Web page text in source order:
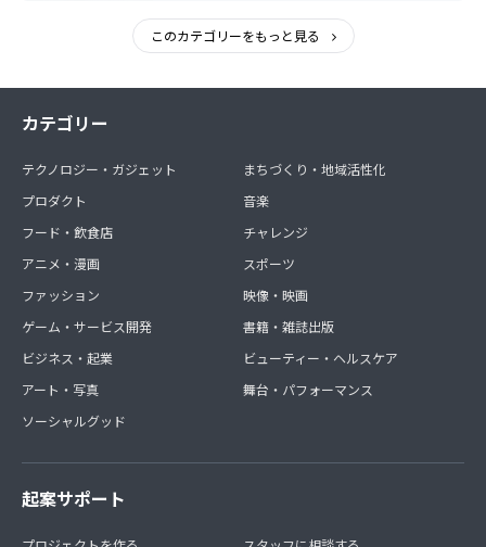
このカテゴリーをもっと見る
カテゴリー
テクノロジー・ガジェット
プロダクト
フード・飲食店
アニメ・漫画
ファッション
ゲーム・サービス開発
ビジネス・起業
アート・写真
ソーシャルグッド
まちづくり・地域活性化
音楽
チャレンジ
スポーツ
映像・映画
書籍・雑誌出版
ビューティー・ヘルスケア
舞台・パフォーマンス
起案サポート